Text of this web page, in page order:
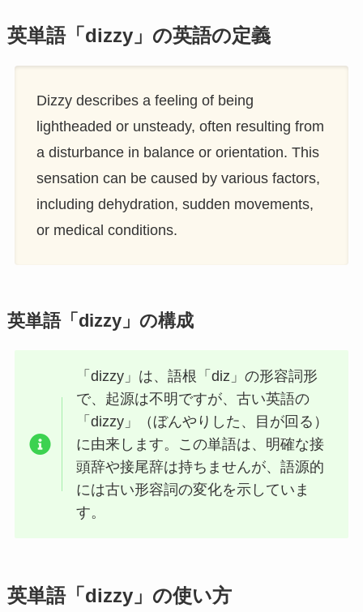
英単語「dizzy」の英語の定義
Dizzy describes a feeling of being
lightheaded or unsteady, often resulting from
a disturbance in balance or orientation. This
sensation can be caused by various factors,
including dehydration, sudden movements,
or medical conditions.
英単語「dizzy」の構成
「dizzy」は、語根「diz」の形容詞形
で、起源は不明ですが、古い英語の
「dizzy」（ぼんやりした、目が回る）
に由来します。この単語は、明確な接
頭辞や接尾辞は持ちませんが、語源的
には古い形容詞の変化を示していま
す。
英単語「dizzy」の使い方